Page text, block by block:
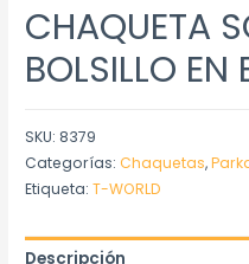
CHAQUETA
BOLSILLO EN
SKU: 8379
Categorías:Chaquetas,
Etiqueta:T-WORLD
Descripción